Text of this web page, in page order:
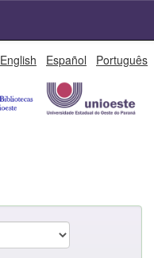
English Español Português